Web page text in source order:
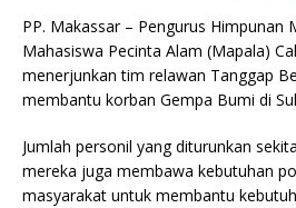
PP. Makassar – Pengurus Himpunan
Mahasiswa Pecinta Alam (Mapala)
menerjunkan tim relawan Tanggap
membantu korban Gempa Bumi di
Jumlah personil yang diturunkan
mereka juga membawa kebutuhan
masyarakat untuk membantu